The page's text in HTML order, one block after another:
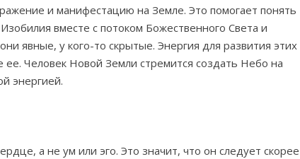
и манифестацию на Земле. Это помогает понять
вместе с потоком Божественного Света и
явные, у кого-то скрытые. Энергия для развития этих
ее. Человек Новой Земли стремится создать Небо на
энергией.
а не ум или эго. Это значит, что он следует скорее